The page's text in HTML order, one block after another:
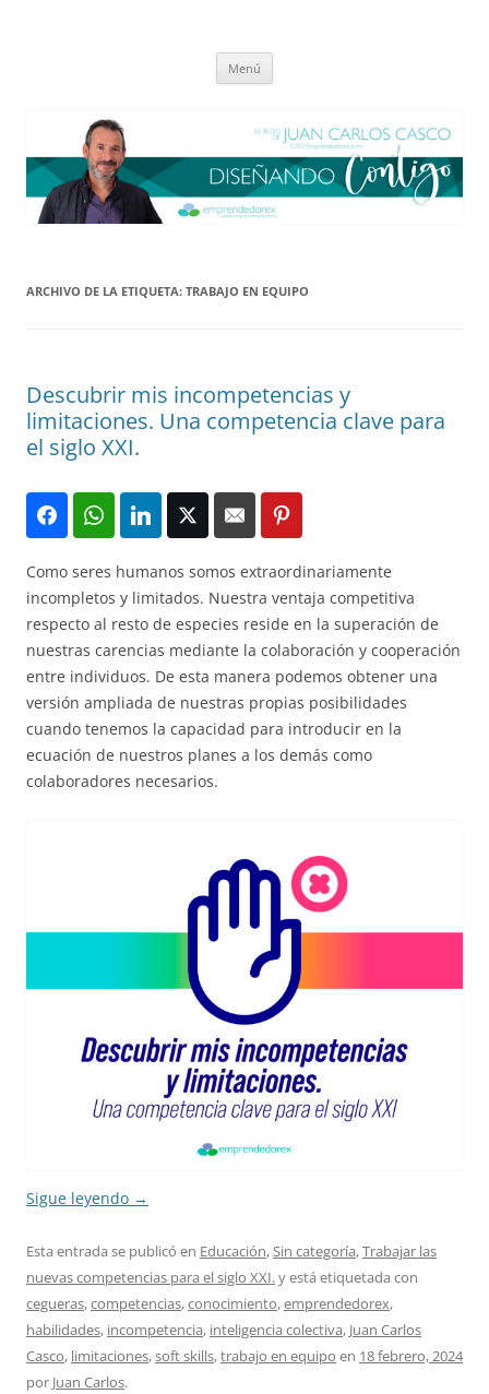
Menú
ARCHIVO DE LA ETIQUETA: TRABAJO EN EQUIPO
Descubrir mis incompetencias y
limitaciones. Una competencia clave para
el siglo XXI.
Como seres humanos somos extraordinariamente
incompletos y limitados. Nuestra ventaja competitiva
respecto al resto de especies reside en la superación de
nuestras carencias mediante la colaboración y cooperación
entre individuos. De esta manera podemos obtener una
versión ampliada de nuestras propias posibilidades
cuando tenemos la capacidad para introducir en la
ecuación de nuestros planes a los demás como
colaboradores necesarios.
Sigue leyendo →
Esta entrada se publicó en Educación,Sin categoría,Trabajar las
nuevas competencias para el siglo XXI.y está etiquetada con
cegueras,competencias,conocimiento,emprendedorex,
habilidades, incompetencia, inteligencia colectiva, Juan Carlos
Casco, limitaciones,soft skills,trabajo en equipo en 18 febrero, 2024
por Juan Carlos.